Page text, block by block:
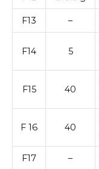
F13 –
F14 5
F15 40
F 16 40
F17 –